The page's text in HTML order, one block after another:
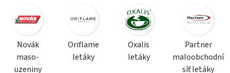
Novák
maso-
uzeniny
Oriflame
letáky
Oxalis
letáky
Partner
maloobchodní
síť letáky